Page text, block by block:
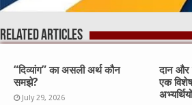
Related Articles
“दिव्यांग” का असली अर्थ कौन
समझे?
July 29, 2026
दान और
एक